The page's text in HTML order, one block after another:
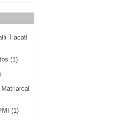
Tlacatl
(1)
(1)